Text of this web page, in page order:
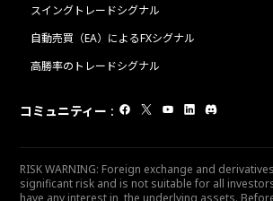
スイングトレードシグナル
自動売買（EA）によるFXシグナル
高勝率のトレードシグナル
コミュニティー :
RISK WARNING: Foreign exchange and
significant risk and is not suitable for all
have any interest in, the underlying assets.